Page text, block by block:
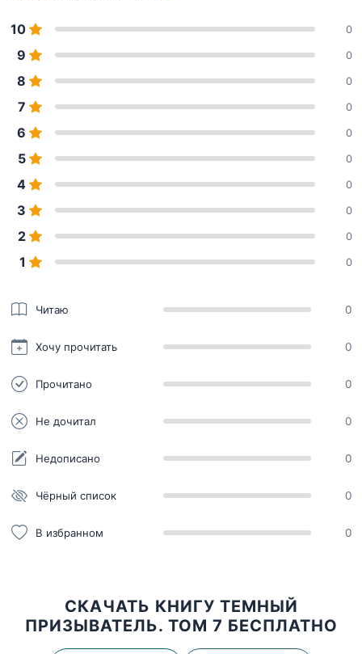
10 0
9 0
8 0
7 0
6 0
5 0
4 0
3 0
2 0
1 0
Читаю 0
Хочу прочитать 0
Прочитано 0
Не дочитал 0
Недописано 0
Чёрный список 0
В избранном 0
СКАЧАТЬ КНИГУ ТЕМНЫЙ
ПРИЗЫВАТЕЛЬ. ТОМ 7 БЕСПЛАТНО